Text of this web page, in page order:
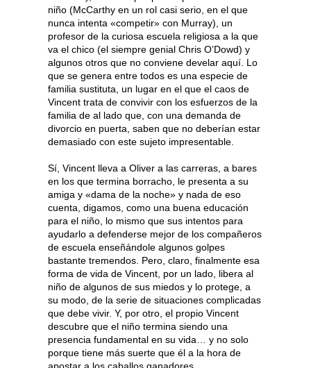
niño (McCarthy en un rol casi serio, en el que
nunca intenta «competir» con Murray), un
profesor de la curiosa escuela religiosa a la que
va el chico (el siempre genial Chris O’Dowd) y
algunos otros que no conviene develar aquí. Lo
que se genera entre todos es una especie de
familia sustituta, un lugar en el que el caos de
Vincent trata de convivir con los esfuerzos de la
familia de al lado que, con una demanda de
divorcio en puerta, saben que no deberían estar
demasiado con este sujeto impresentable.
Sí, Vincent lleva a Oliver a las carreras, a bares
en los que termina borracho, le presenta a su
amiga y «dama de la noche» y nada de eso
cuenta, digamos, como una buena educación
para el niño, lo mismo que sus intentos para
ayudarlo a defenderse mejor de los compañeros
de escuela enseñándole algunos golpes
bastante tremendos. Pero, claro, finalmente esa
forma de vida de Vincent, por un lado, libera al
niño de algunos de sus miedos y lo protege, a
su modo, de la serie de situaciones complicadas
que debe vivir. Y, por otro, el propio Vincent
descubre que el niño termina siendo una
presencia fundamental en su vida… y no solo
porque tiene más suerte que él a la hora de